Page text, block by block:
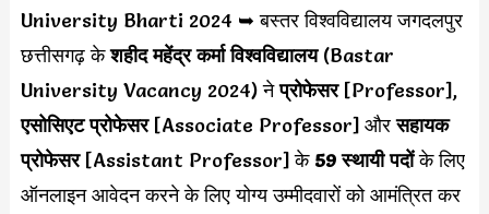
University Bharti 2024 ➥ बस्तर विश्वविद्यालय जगदलपुर
छत्तीसगढ़ केशहीद महेंद्र कर्मा विश्वविद्यालय (Bastar
University Vacancy 2024) नेप्रोफेसर[Professor],
एसोसिएट प्रोफेसर[Associate Professor] औरसहायक
प्रोफेसर [Assistant Professor] के59 स्थायी पदोंके लिए
ऑनलाइन आवेदन करने के लिए योग्य उम्मीदवारों को आमंत्रित कर